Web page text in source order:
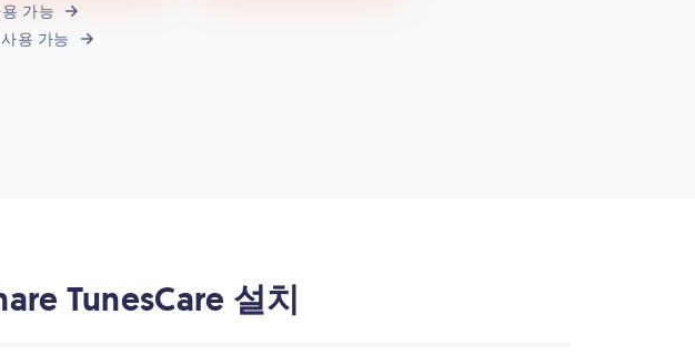
가능
용 가능
TunesCare 설치